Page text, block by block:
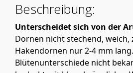
Beschreibung:
Unterscheidet sich von der
Dornen nicht stechend, weich,
Hakendornen nur 2-4 mm lang.
Blütenunterschiede nicht